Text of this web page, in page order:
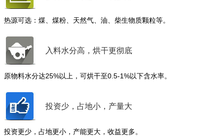
热源可选：煤、煤粉、天然气、油、柴生物质颗粒等。
入料水分高，烘干更彻底
原物料水分达25%以上，可烘干至0.5-1%以下含水率。
投资少，占地小，产量大
投资更少，占地更小，产能更大，收益更多。